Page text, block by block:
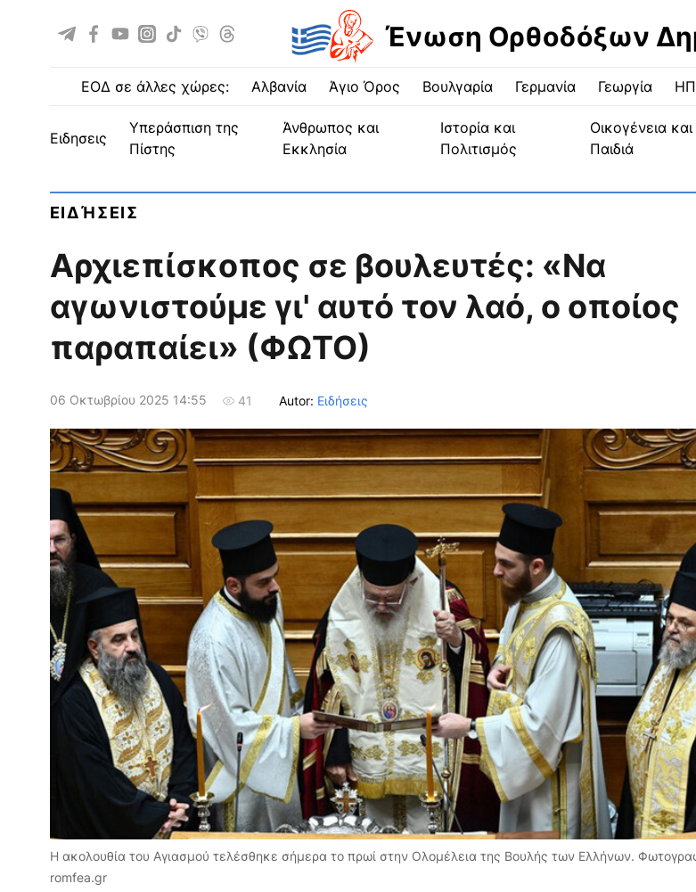
Ένωση Ορθοδόξων
ΕΟΔ σε άλλες χώρες: Αλβανία Άγιο Όρος Βουλγαρία Γερμανία Γεωργία
ειδησεις
Υπεράσπιση της
Πίστης
Άνθρωπος και
Εκκλησία
Ιστορία και
Πολιτισμός
Οικογένεια και
Παιδιά
ΕΙΔΉΣΕΙΣ
Αρχιεπίσκοπος σε βουλευτές: «Να
αγωνιστούμε γι' αυτό τον λαό, ο οποίος
παραπαίει» (ΦΩΤΟ)
06 Οκτωβρίου 2025 14:55 41 Autor: Ειδήσεις
Η ακολουθία του Αγιασμού τελέσθηκε σήμερα το πρωί στην Ολομέλεια της Βουλής των Ελλήνων.
romfea.gr